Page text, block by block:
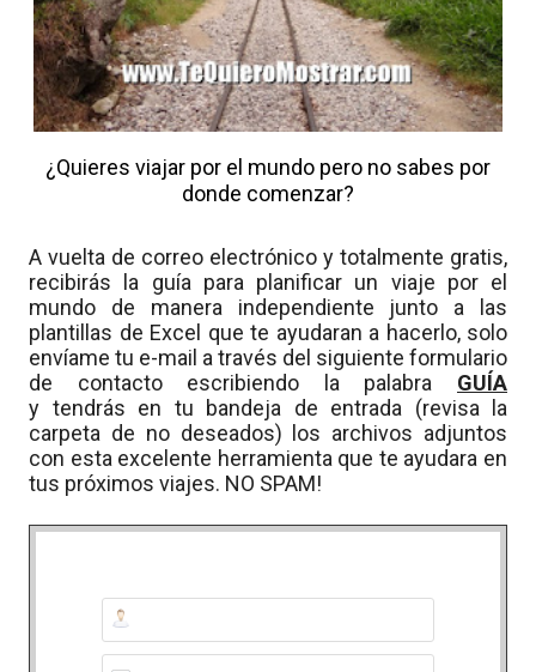
¿Quieres viajar por el mundo pero no sabes por
donde comenzar?
A vuelta de correo electrónico y totalmente gratis,
recibirás la guía para planificar un viaje por el
mundo de manera independiente junto a las
plantillas de Excel que te ayudaran a hacerlo, solo
envíame tu e-mail a través del siguiente formulario
de contacto escribiendo la palabra GUÍA
y tendrás en tu bandeja de entrada (revisa la
carpeta de no deseados) los archivos adjuntos
con esta excelente herramienta que te ayudara en
tus próximos viajes. NO SPAM!